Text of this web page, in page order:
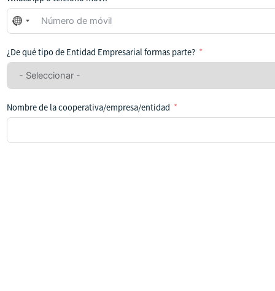
No
se
seleccionado
ningún
¿De qué tipo de Entidad Empresarial formas parte?
Nombre de la cooperativa/empresa/entidad